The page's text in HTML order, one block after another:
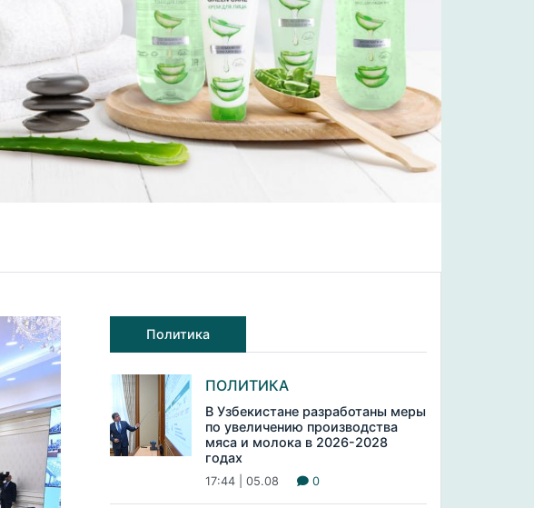
Политика
ПОЛИТИКА
В Узбекистане разработаны меры
по увеличению производства
мяса и молока в 2026-2028
годах
17:44 | 05.08 0